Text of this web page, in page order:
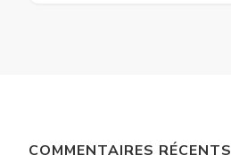
COMMENTAIRES RÉCENTS